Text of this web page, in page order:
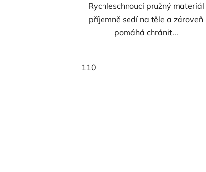
Rychleschnoucí pružný materiál
příjemně sedí na těle a zároveň
pomáhá chránit...
110